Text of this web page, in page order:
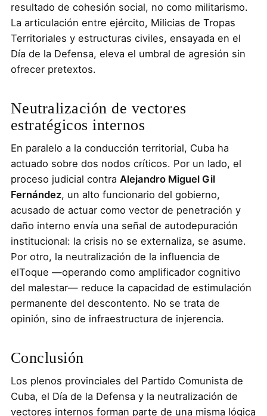
resultado de cohesión social, no como militarismo.
La articulación entre ejército, Milicias de Tropas
Territoriales y estructuras civiles, ensayada en el
Día de la Defensa, eleva el umbral de agresión sin
ofrecer pretextos.
Neutralización de vectores
estratégicos internos
En paralelo a la conducción territorial, Cuba ha
actuado sobre dos nodos críticos. Por un lado, el
proceso judicial contra Alejandro Miguel Gil
Fernández, un alto funcionario del gobierno,
acusado de actuar como vector de penetración y
daño interno envía una señal de autodepuración
institucional: la crisis no se externaliza, se asume.
Por otro, la neutralización de la influencia de
elToque —operando como amplificador cognitivo
del malestar— reduce la capacidad de estimulación
permanente del descontento. No se trata de
opinión, sino de infraestructura de injerencia.
Conclusión
Los plenos provinciales del Partido Comunista de
Cuba, el Día de la Defensa y la neutralización de
vectores internos forman parte de una misma lógica